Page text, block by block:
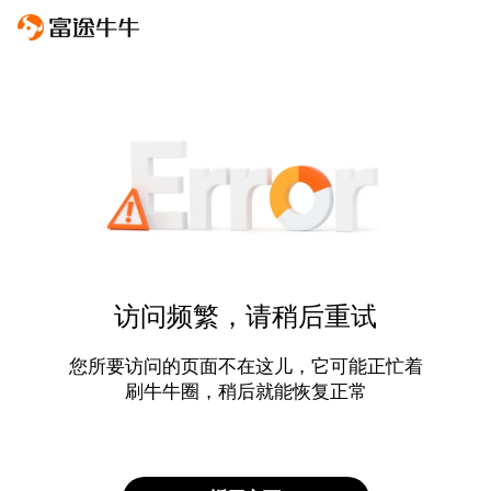
访问频繁，请稍后重试
您所要访问的页面不在这儿，它可能正忙着
刷牛牛圈，稍后就能恢复正常